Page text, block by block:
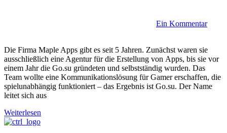
Ein Kommentar
Die Firma Maple Apps gibt es seit 5 Jahren. Zunächst waren sie
ausschließlich eine Agentur für die Erstellung von Apps, bis sie vor
einem Jahr die Go.su gründeten und selbstständig wurden. Das
Team wollte eine Kommunikationslösung für Gamer erschaffen, die
spielunabhängig funktioniert – das Ergebnis ist Go.su. Der Name
leitet sich aus
Weiterlesen